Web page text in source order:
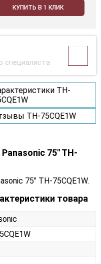
КУПИТЬ В 1 КЛИК
специалиста
TH-
TH-75CQE1W
75" TH-
75" TH-75CQE1W.
товара